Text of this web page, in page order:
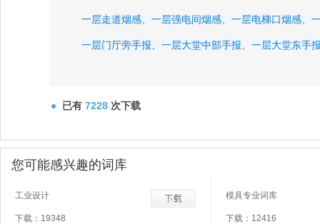
一层走道烟感、 一层强电间烟感、 一层电梯口烟感、
一层门厅旁手报、 一层大堂中部手报、 一层大堂东手
已有 7228 次下载
您可能感兴趣的词库
工业设计
下载：19348
模具专业词库
下载：12416